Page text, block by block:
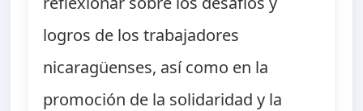
logros de los trabajadores
nicaragüenses, así como en la
promoción de la solidaridad y la